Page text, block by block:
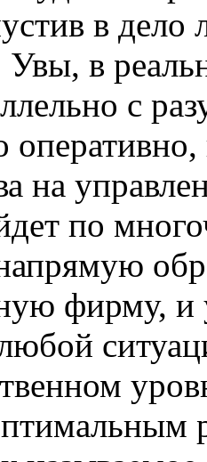
в
в
с
на
по
фирму, и